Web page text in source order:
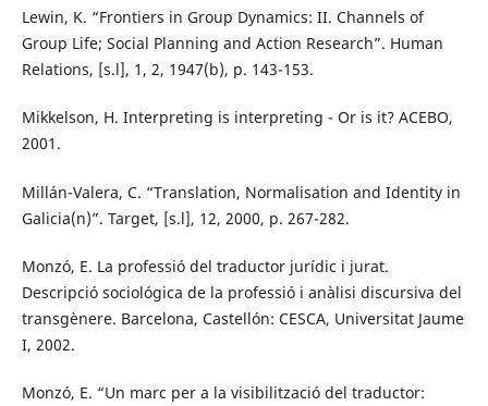
Lewin, K. “Frontiers in Group Dynamics: II. Channels of
Group Life; Social Planning and Action Research”. Human
Relations, [s.l], 1, 2, 1947(b), p. 143-153.
Mikkelson, H. Interpreting is interpreting - Or is it? ACEBO,
2001.
Millán-Valera, C. “Translation, Normalisation and Identity in
Galicia(n)”. Target, [s.l], 12, 2000, p. 267-282.
Monzó, E. La professió del traductor jurídic i jurat.
Descripció sociológica de la professió i anàlisi discursiva del
transgènere. Barcelona, Castellón: CESCA, Universitat Jaume
I, 2002.
Monzó, E. “Un marc per a la visibilització del traductor: